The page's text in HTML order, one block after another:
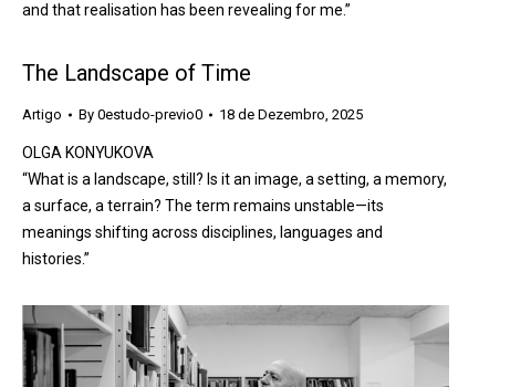
and that realisation has been revealing for me.”
The Landscape of Time
Artigo By 0estudo-previo0 18 de Dezembro, 2025
OLGA KONYUKOVA
“What is a landscape, still? Is it an image, a setting, a memory,
a surface, a terrain? The term remains unstable—its
meanings shifting across disciplines, languages and
histories.”